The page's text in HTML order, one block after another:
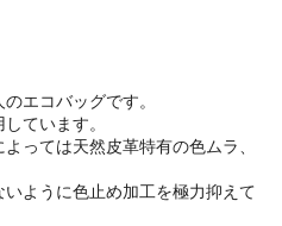
エコバッグです。
ています。
っては天然皮革特有の色ムラ、
ように色止め加工を極力抑えて